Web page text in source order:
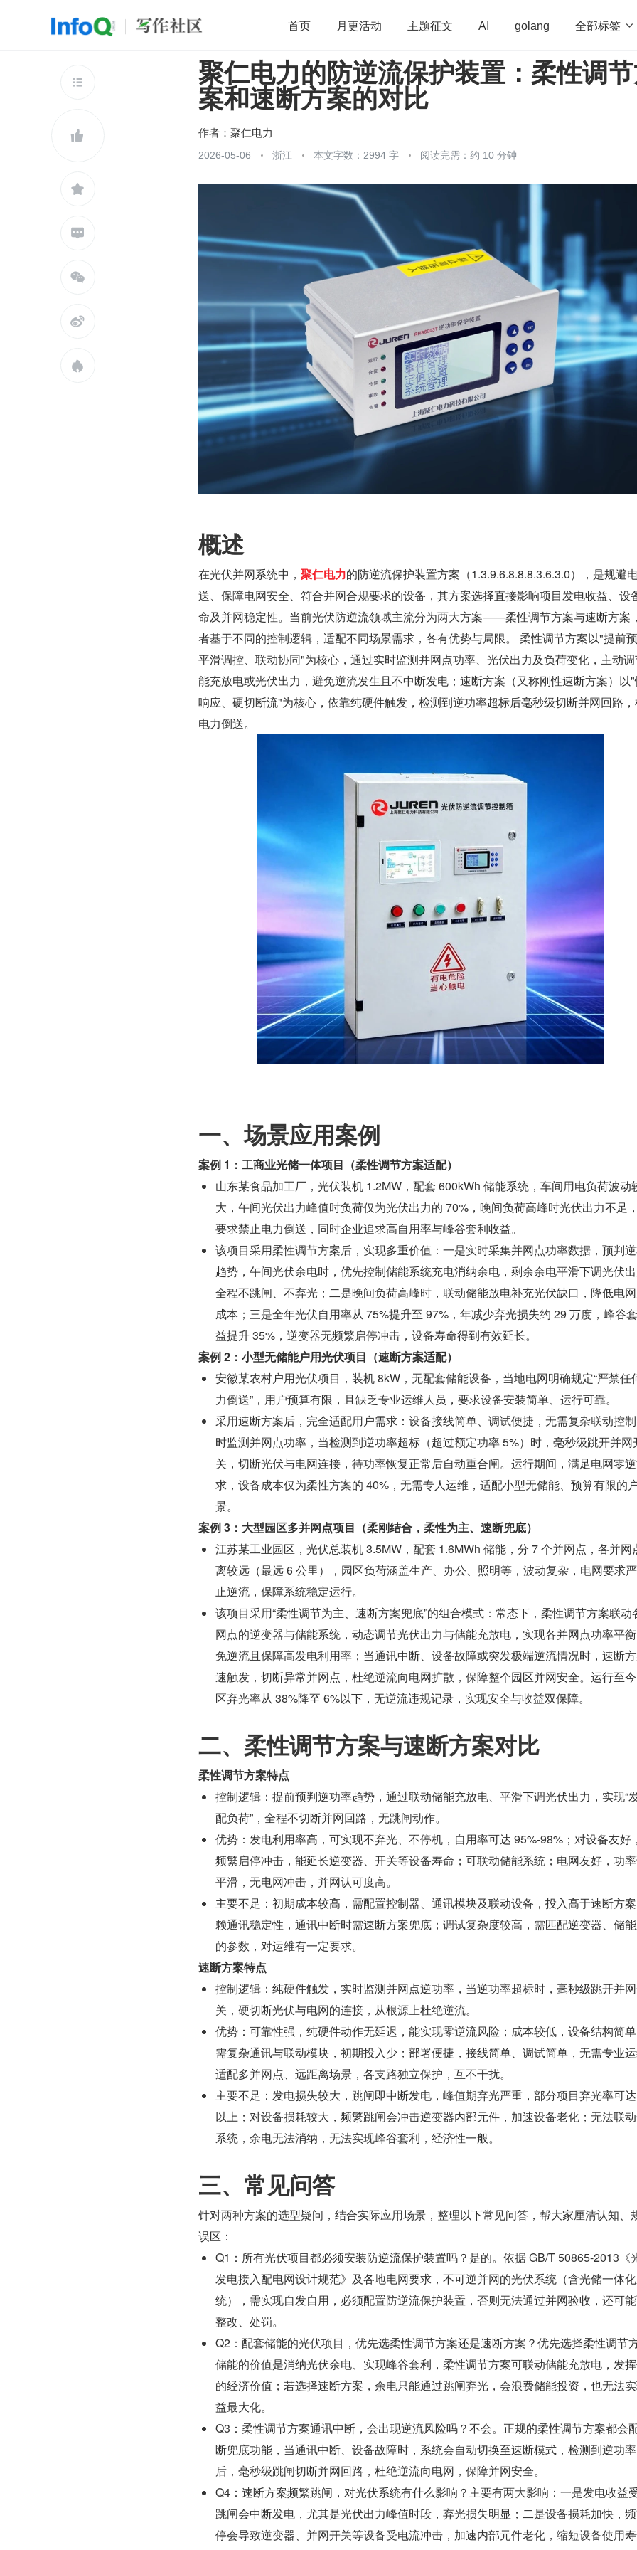
首页 月更活动 主题征文 AI golang 全部标签 
开源 架构 OpenHarmony 算法 学习方法 Web3.0 高
团队管理 程序员 运维
查看更多







聚仁电力的防逆流保护装置：柔性调
案和速断方案的对比
作者： 聚仁电力
2026-05-06 浙江 本文字数：2994 字 阅读完需：约 10 分钟
概述
在光伏并网系统中， 聚仁电力的防逆流保护装置方案（1.3.9.6.8.8.8.3.6.3.0），是规避
送、保障电网安全、符合并网合规要求的设备，其方案选择直接影响项目发电收益、设
命及并网稳定性。当前光伏防逆流领域主流分为两大方案——柔性调节方案与速断方案
者基于不同的控制逻辑，适配不同场景需求，各有优势与局限。 柔性调节方案以"提前预
平滑调控、联动协同"为核心，通过实时监测并网点功率、光伏出力及负荷变化，主动
能充放电或光伏出力，避免逆流发生且不中断发电；速断方案（又称刚性速断方案）以
响应、硬切断流"为核心，依靠纯硬件触发，检测到逆功率超标后毫秒级切断并网回路
电力倒送。
一、场景应用案例
案例 1：工商业光储一体项目（柔性调节方案适配）
山东某食品加工厂，光伏装机 1.2MW，配套 600kWh 储能系统，车间用电负荷波动
大，午间光伏出力峰值时负荷仅为光伏出力的 70%，晚间负荷高峰时光伏出力不足
要求禁止电力倒送，同时企业追求高自用率与峰谷套利收益。
该项目采用柔性调节方案后，实现多重价值：一是实时采集并网点功率数据，预判
趋势，午间光伏余电时，优先控制储能系统充电消纳余电，剩余余电平滑下调光伏出
全程不跳闸、不弃光；二是晚间负荷高峰时，联动储能放电补充光伏缺口，降低电
成本；三是全年光伏自用率从 75%提升至 97%，年减少弃光损失约 29 万度，峰谷
益提升 35%，逆变器无频繁启停冲击，设备寿命得到有效延长。
案例 2：小型无储能户用光伏项目（速断方案适配）
安徽某农村户用光伏项目，装机 8kW，无配套储能设备，当地电网明确规定“严禁任
力倒送”，用户预算有限，且缺乏专业运维人员，要求设备安装简单、运行可靠。
采用速断方案后，完全适配用户需求：设备接线简单、调试便捷，无需复杂联动控
时监测并网点功率，当检测到逆功率超标（超过额定功率 5%）时，毫秒级跳开并网
关，切断光伏与电网连接，待功率恢复正常后自动重合闸。运行期间，满足电网零
求，设备成本仅为柔性方案的 40%，无需专人运维，适配小型无储能、预算有限的
景。
案例 3：大型园区多并网点项目（柔刚结合，柔性为主、速断兜底）
江苏某工业园区，光伏总装机 3.5MW，配套 1.6MWh 储能，分 7 个并网点，各并网
离较远（最远 6 公里），园区负荷涵盖生产、办公、照明等，波动复杂，电网要求
止逆流，保障系统稳定运行。
该项目采用“柔性调节为主、速断方案兜底”的组合模式：常态下，柔性调节方案联动
网点的逆变器与储能系统，动态调节光伏出力与储能充放电，实现各并网点功率平
免逆流且保障高发电利用率；当通讯中断、设备故障或突发极端逆流情况时，速断
速触发，切断异常并网点，杜绝逆流向电网扩散，保障整个园区并网安全。运行至
区弃光率从 38%降至 6%以下，无逆流违规记录，实现安全与收益双保障。
二、柔性调节方案与速断方案对比
柔性调节方案特点
控制逻辑：提前预判逆功率趋势，通过联动储能充放电、平滑下调光伏出力，实现“
配负荷”，全程不切断并网回路，无跳闸动作。
优势：发电利用率高，可实现不弃光、不停机，自用率可达 95%-98%；对设备友好
频繁启停冲击，能延长逆变器、开关等设备寿命；可联动储能系统；电网友好，功
平滑，无电网冲击，并网认可度高。
主要不足：初期成本较高，需配置控制器、通讯模块及联动设备，投入高于速断方
赖通讯稳定性，通讯中断时需速断方案兜底；调试复杂度较高，需匹配逆变器、储
的参数，对运维有一定要求。
速断方案特点
控制逻辑：纯硬件触发，实时监测并网点逆功率，当逆功率超标时，毫秒级跳开并
关，硬切断光伏与电网的连接，从根源上杜绝逆流。
优势：可靠性强，纯硬件动作无延迟，能实现零逆流风险；成本较低，设备结构简
需复杂通讯与联动模块，初期投入少；部署便捷，接线简单、调试简单，无需专业运
适配多并网点、远距离场景，各支路独立保护，互不干扰。
主要不足：发电损失较大，跳闸即中断发电，峰值期弃光严重，部分项目弃光率可
以上；对设备损耗较大，频繁跳闸会冲击逆变器内部元件，加速设备老化；无法联
系统，余电无法消纳，无法实现峰谷套利，经济性一般。
三、常见问答
针对两种方案的选型疑问，结合实际应用场景，整理以下常见问答，帮大家厘清认知、
误区：
Q1：所有光伏项目都必须安装防逆流保护装置吗？是的。依据 GB/T 50865-2013《
发电接入配电网设计规范》及各地电网要求，不可逆并网的光伏系统（含光储一体
统），需实现自发自用，必须配置防逆流保护装置，否则无法通过并网验收，还可
整改、处罚。
Q2：配套储能的光伏项目，优先选柔性调节方案还是速断方案？优先选择柔性调节方
储能的价值是消纳光伏余电、实现峰谷套利，柔性调节方案可联动储能充放电，发
的经济价值；若选择速断方案，余电只能通过跳闸弃光，会浪费储能投资，也无法
益最大化。
Q3：柔性调节方案通讯中断，会出现逆流风险吗？不会。正规的柔性调节方案都会
断兜底功能，当通讯中断、设备故障时，系统会自动切换至速断模式，检测到逆功
后，毫秒级跳闸切断并网回路，杜绝逆流向电网，保障并网安全。
Q4：速断方案频繁跳闸，对光伏系统有什么影响？主要有两大影响：一是发电收益
跳闸会中断发电，尤其是光伏出力峰值时段，弃光损失明显；二是设备损耗加快，
停会导致逆变器、并网开关等设备受电流冲击，加速内部元件老化，缩短设备使用寿